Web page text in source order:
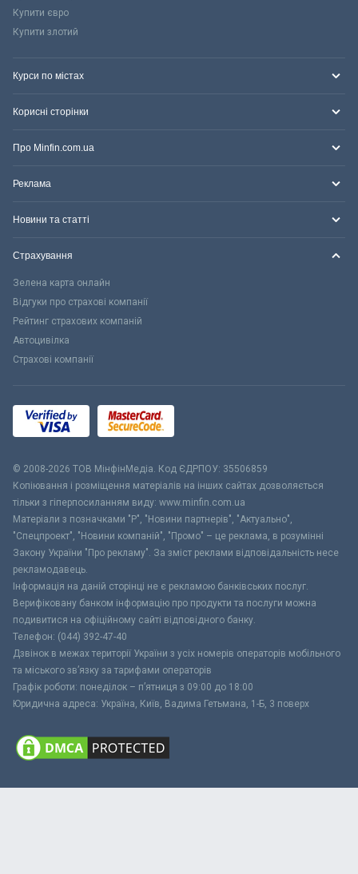
Купити євро
Купити злотий
Курси по містах
Корисні сторінки
Про Minfin.com.ua
Реклама
Новини та статті
Страхування
Зелена карта онлайн
Відгуки про страхові компанії
Рейтинг страхових компаній
Автоцивілка
Страхові компанії
© 2008-2026 ТОВ МiнфiнМедiа. Код ЄДРПОУ: 35506859
Копіювання і розміщення матеріалів на інших сайтах дозволяється
тільки з гіперпосиланням виду: www.minfin.com.ua
Матеріали з позначками "Р", "Новини партнерів", "Актуально",
"Спецпроект", "Новини компаній", "Промо" – це реклама, в розумінні
Закону України "Про рекламу". За зміст реклами відповідальність несе
рекламодавець.
Інформація на даній сторінці не є рекламою банківських послуг.
Верифіковану банком інформацію про продукти та послуги можна
подивитися на офіційному сайті відповідного банку.
Телефон: (044) 392-47-40
Дзвінок в межах території України з усіх номерів операторів мобільного
та міського зв’язку за тарифами операторів
Графік роботи: понеділок – п’ятниця з 09:00 до 18:00
Юридична адреса: Україна, Київ, Вадима Гетьмана, 1-Б, 3 поверх